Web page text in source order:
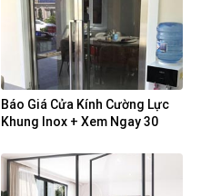
Báo Giá Cửa Kính Cường Lực
Khung Inox + Xem Ngay 30